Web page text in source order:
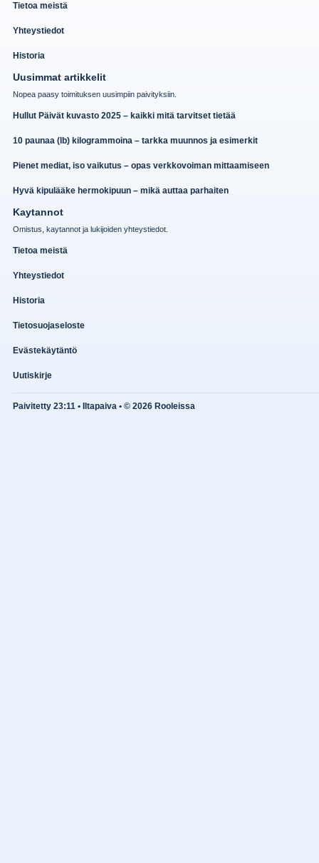
Tietoa meistä
Yhteystiedot
Historia
Uusimmat artikkelit
Nopea paasy toimituksen uusimpiin paivityksiin.
Hullut Päivät kuvasto 2025 – kaikki mitä tarvitset tietää
10 paunaa (lb) kilogrammoina – tarkka muunnos ja esimerkit
Pienet mediat, iso vaikutus – opas verkkovoiman mittaamiseen
Hyvä kipulääke hermokipuun – mikä auttaa parhaiten
Kaytannot
Omistus, kaytannot ja lukijoiden yhteystiedot.
Tietoa meistä
Yhteystiedot
Historia
Tietosuojaseloste
Evästekäytäntö
Uutiskirje
Paivitetty 23:11 • Iltapaiva • © 2026 Rooleissa